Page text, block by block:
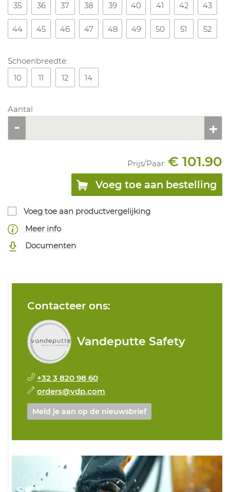
35
36 37 38 39 40 41 42 43
44 45 46 47 48 49 50 51 52
Schoenbreedte:
10
11 12 14
Aantal
Prijs/Paar: € 101.90
Voeg toe aan bestelling
Voeg toe aan productvergelijking
Meer info
Documenten
Contacteer ons:
Vandeputte Safety
+32 3 820 98 60
orders@vdp.com
Meld je aan op de nieuwsbrief